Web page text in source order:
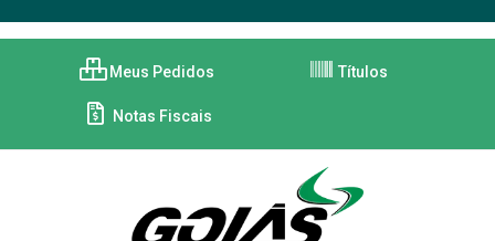
Meus Pedidos Títulos
Notas Fiscais